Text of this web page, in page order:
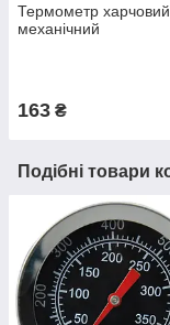
Термометр харчовий
механічний
163 ₴
Подібні товари